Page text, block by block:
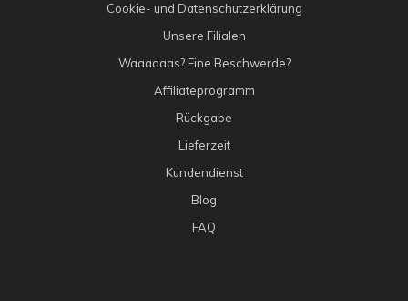
Cookie- und Datenschutzerklärung
Unsere Filialen
Waaaaaas? Eine Beschwerde?
Affiliateprogramm
Rückgabe
Lieferzeit
Kundendienst
Blog
FAQ